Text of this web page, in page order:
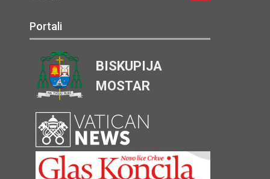
Portali
BISKUPIJA
MOSTAR